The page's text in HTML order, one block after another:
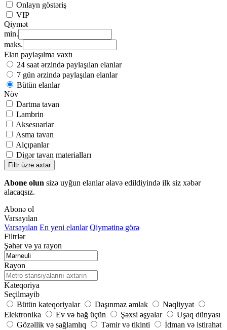
Onlayn göstəriş
VIP
Qiymət
min.
maks.
Elan paylaşılma vaxtı
24 saat ərzində paylaşılan elanlar
7 gün ərzində paylaşılan elanlar
Bütün elanlar
Növ
Dartma tavan
Lambrin
Aksesuarlar
Asma tavan
Alçıpanlar
Digər tavan materialları
Filtr üzrə axtar
Abone olun sizə uyğun elanlar əlavə edildiyində ilk siz xəbər
alacaqsız.
Abonə ol
Varsayılan
Varsayılan En yeni elanlar Qiymətinə görə
Filtrlər
Şəhər və ya rayon
Rayon
Kateqoriya
Seçilməyib
Bütün kateqoriyalar
Daşınmaz əmlak
Nəqliyyat
Elektronika
Ev və bağ üçün Şəxsi əşyalar
Uşaq dünyası
Gözəllik və sağlamlıq
Təmir və tikinti
İdman və istirahət